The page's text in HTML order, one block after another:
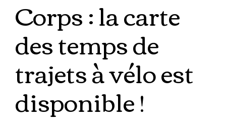
Corps : la carte
des temps de
trajets à vélo est
disponible !